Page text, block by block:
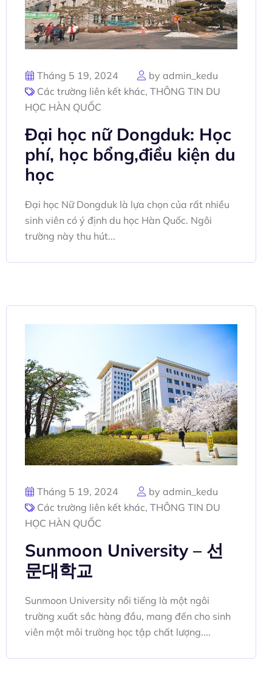
Tháng 5 19, 2024
by admin_kedu
Các trường liên kết khác, THÔNG TIN DU
HỌC HÀN QUỐC
Đại học nữ Dongduk: Học
phí, học bổng,điều kiện du
học
Đại học Nữ Dongduk là lựa chọn của rất nhiều
sinh viên có ý định du học Hàn Quốc. Ngôi
trường này thu hút...
Tháng 5 19, 2024
by admin_kedu
Các trường liên kết khác, THÔNG TIN DU
HỌC HÀN QUỐC
Sunmoon University – 선
문대학교
Sunmoon University nổi tiếng là một ngôi
trường xuất sắc hàng đầu, mang đến cho sinh
viên một môi trường học tập chất lượng....